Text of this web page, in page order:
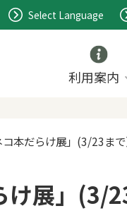
Select Language
利用案内
本だらけ展」(3/23まで
け展」(3/